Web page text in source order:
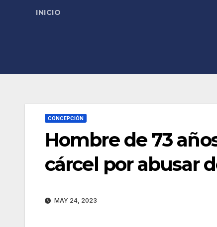
INICIO
CONCEPCIÓN
Hombre de 73
cárcel por abusar
MAY 24, 2023